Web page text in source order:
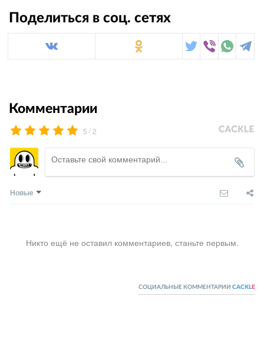
Поделиться в соц. сетях
Комментарии
5 /2
Новые
Никто ещё не оставил комментариев, станьте первым.
СОЦИАЛЬНЫЕ КОММЕНТАРИИ CACKL E